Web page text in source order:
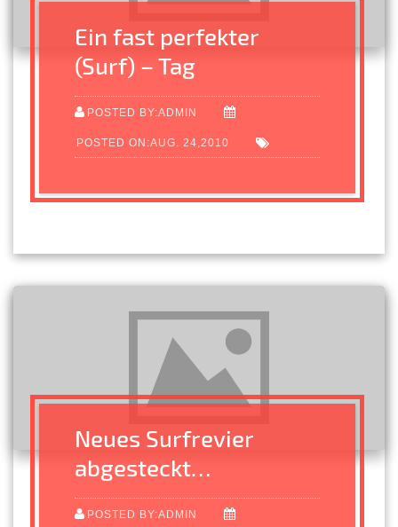
Ein fast perfekter
(Surf) – Tag
POSTED BY:ADMIN
POSTED ON:AUG. 24,2010
Neues Surfrevier
abgesteckt…
POSTED BY:ADMIN